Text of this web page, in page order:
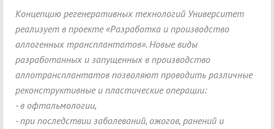
Концепцию регенеративных технологий Университет
реализует в проекте «Разработка и производство
аллогенных трансплантатов».Новые виды
разработанных и запущенных в производство
аллотрансплантатов позволяют проводить различные
реконструктивные и пластические операции:
- в офтальмологии,
- при последствии заболеваний, ожогов, ранений и